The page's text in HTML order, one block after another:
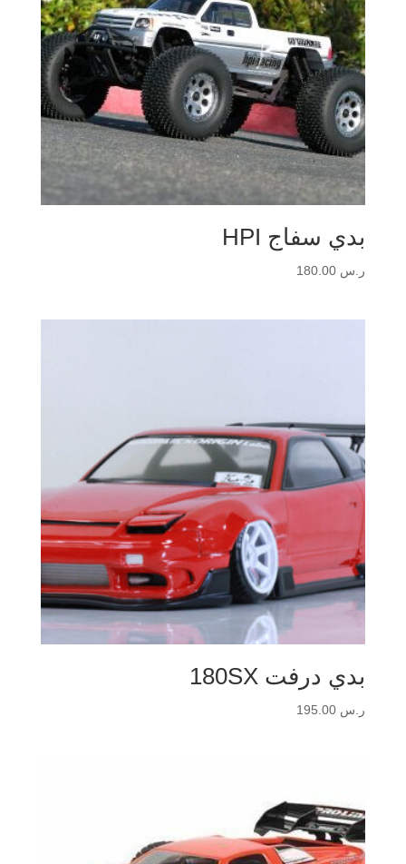
بدي سفاج HPI
ر.س
بدي درفت 180SX
ر.س